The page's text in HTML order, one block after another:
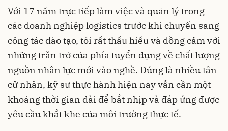
Với 17 năm trực tiếp làm việc và quản lý trong
các doanh nghiệp logistics trước khi chuyển sang
công tác đào tạo, tôi rất thấu hiểu và đồng cảm với
những trăn trở của phía tuyển dụng về chất lượng
nguồn nhân lực mới vào nghề. Đúng là nhiều tân
cử nhân, kỹ sư thực hành hiện nay vẫn cần một
khoảng thời gian dài để bắt nhịp và đáp ứng được
yêu cầu khắt khe của môi trường thực tế.